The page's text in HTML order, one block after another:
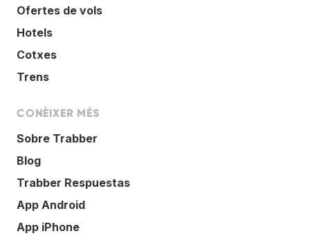
Ofertes de vols
Hotels
Cotxes
Trens
CONÈIXER MÉS
Sobre Trabber
Blog
Trabber Respuestas
App Android
App iPhone